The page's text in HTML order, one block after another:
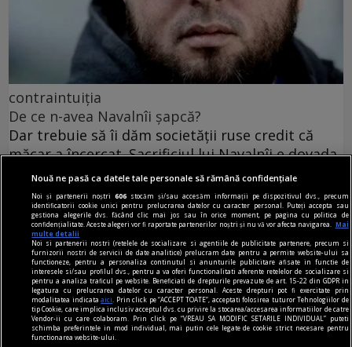
contraintuiția
De ce n-avea Navalnîi șapcă?
Dar trebuie să îi dăm societății ruse credit că
măcar a încercat. Sacrificiul lui Navalnîi e dovada.
Teodor TIŢĂ
Nouă ne pasă ca datele tale personale să rămână confidențiale
Noi și partenerii noștri606 stocăm și/sau accesăm informații pe dispozitivul dvs., precum
identificatorii cookie unici pentru prelucrarea datelor cu caracter personal. Puteți accepta sau
gestiona alegerile dvs. făcând clic mai jos sau în orice moment, pe pagina cu politica de
confidențialitate. Aceste alegeri vor fi raportate partenerilor noștri și nu vă vor afecta navigarea.
Mai
multe detalii
Noi si partenerii nostri (retelele de socializare si agentiile de publicitate partenere, precum si
furnizorii nostri de servicii de date analitice) prelucram date pentru a permite website-ului sa
functioneze, pentru a personaliza continutul si anunturile publicitare afisate in functie de
interesele si/sau profilul dvs., pentru a va oferi functionalitati aferente retelelor de socializare si
pentru a analiza traficul pe website. Beneficiati de drepturile prevazute de art. 15-22 din GDPR in
legatura cu prelucrarea datelor cu caracter personal. Aceste drepturi pot fi exercitate prin
modalitatea indicataaici
. Prin click pe “ACCEPT TOATE”, acceptati folosirea tuturor Tehnologiilor de
tip Cookie, care implica inclusiv acceptul dvs. cu privire la stocarea/accesarea informatiilor de catre
Vendor-ii cu care colaboram. Prin click pe “VREAU SA MODIFIC SETARILE INDIVIDUAL” puteti
schimba preferintele in mod individual, mai putin cele legate de cookie strict necesare pentru
functionarea website-ului.